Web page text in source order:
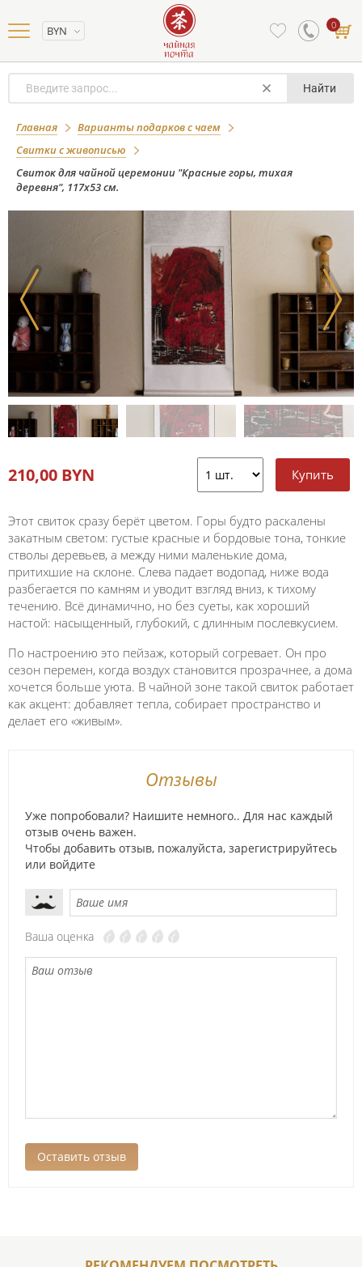
BYN 0
Найти
Главная
Варианты подарков с чаем
Свитки с живописью
Свиток для чайной церемонии "Красные горы, тихая
деревня", 117х53 см.
Свиток для чайной церемонии
"Красные горы, тихая деревня",
117х53 см.
210,00 BYN
Этот свиток сразу берёт цветом. Горы будто раскалены
закатным светом: густые красные и бордовые тона, тонкие
стволы деревьев, а между ними маленькие дома,
притихшие на склоне. Слева падает водопад, ниже вода
разбегается по камням и уводит взгляд вниз, к тихому
течению. Всё динамично, но без суеты, как хороший
настой: насыщенный, глубокий, с длинным послевкусием.
По настроению это пейзаж, который согревает. Он про
сезон перемен, когда воздух становится прозрачнее, а дома
хочется больше уюта. В чайной зоне такой свиток работает
как акцент: добавляет тепла, собирает пространство и
делает его «живым».
Отзывы
Уже попробовали? Наишите немного.. Для нас каждый
отзыв очень важен.
Чтобы добавить отзыв, пожалуйста, зарегистрируйтесь
или войдите
Ваша оценка